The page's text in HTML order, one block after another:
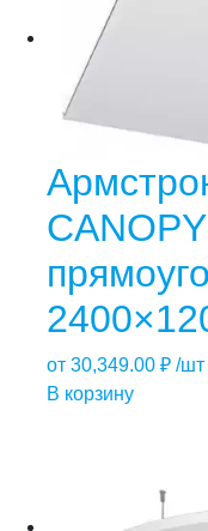
от 30,349.00 ₽ /шт
В корзину